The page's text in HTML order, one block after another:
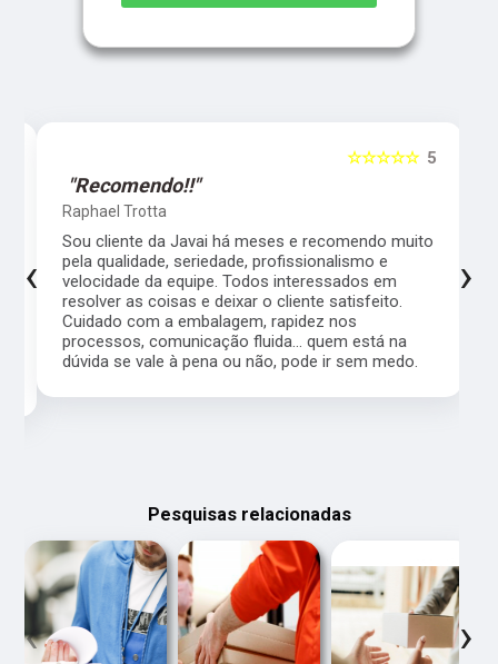
5
☆☆☆☆☆
"Recomendo!!"
Raphael Trotta
Sou cliente da Javai há meses e recomendo muito
pela qualidade, seriedade, profissionalismo e
velocidade da equipe. Todos interessados em
resolver as coisas e deixar o cliente satisfeito.
Cuidado com a embalagem, rapidez nos
processos, comunicação fluida... quem está na
dúvida se vale à pena ou não, pode ir sem medo.
‹ ›
Pesquisas relacionadas
‹ ›